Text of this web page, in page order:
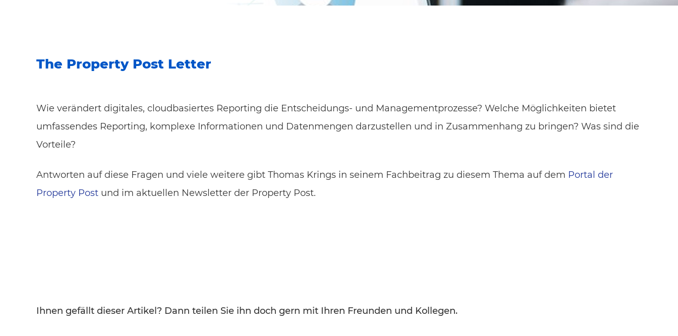
The Property Post Letter
Wie verändert digitales, cloudbasiertes Reporting die Entscheidungs- und Managementprozesse? Welche Möglichkeiten bietet
umfassendes Reporting, komplexe Informationen und Datenmengen darzustellen und in Zusammenhang zu bringen? Was sind die
Vorteile?
Antworten auf diese Fragen und viele weitere gibt Thomas Krings in seinem Fachbeitrag zu diesem Thema auf dem Portal der
Property Post und im aktuellen Newsletter der Property Post.
Ihnen gefällt dieser Artikel? Dann teilen Sie ihn doch gern mit Ihren Freunden und Kollegen.